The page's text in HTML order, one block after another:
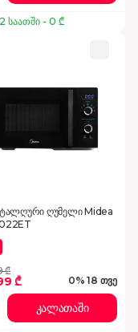
2 საათში - 0 ₾
ღუმელი Midea
₾
₾ 0% 18 თვე
კალათაში